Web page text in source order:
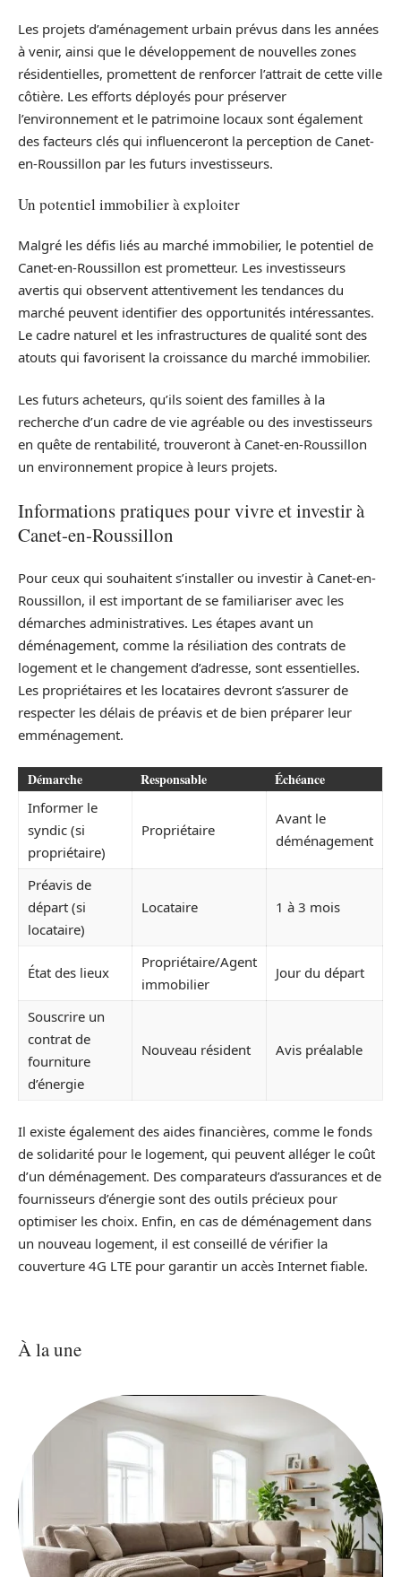
Les projets d’aménagement urbain prévus dans les années
à venir, ainsi que le développement de nouvelles zones
résidentielles, promettent de renforcer l’attrait de cette ville
côtière. Les efforts déployés pour préserver
l’environnement et le patrimoine locaux sont également
des facteurs clés qui influenceront la perception de Canet-
en-Roussillon par les futurs investisseurs.
Un potentiel immobilier à exploiter
Malgré les défis liés au marché immobilier, le potentiel de
Canet-en-Roussillon est prometteur. Les investisseurs
avertis qui observent attentivement les tendances du
marché peuvent identifier des opportunités intéressantes.
Le cadre naturel et les infrastructures de qualité sont des
atouts qui favorisent la croissance du marché immobilier.
Les futurs acheteurs, qu’ils soient des familles à la
recherche d’un cadre de vie agréable ou des investisseurs
en quête de rentabilité, trouveront à Canet-en-Roussillon
un environnement propice à leurs projets.
Informations pratiques pour vivre et investir à
Canet-en-Roussillon
Pour ceux qui souhaitent s’installer ou investir à Canet-en-
Roussillon, il est important de se familiariser avec les
démarches administratives. Les étapes avant un
déménagement, comme la résiliation des contrats de
logement et le changement d’adresse, sont essentielles.
Les propriétaires et les locataires devront s’assurer de
respecter les délais de préavis et de bien préparer leur
emménagement.
Démarche Responsable Échéance
Informer le
syndic (si
propriétaire)
Propriétaire
Avant le
déménagement
Préavis de
départ (si
locataire)
Locataire 1 à 3 mois
État des lieux
Propriétaire/Agent
immobilier
Jour du départ
Souscrire un
contrat de
fourniture
d’énergie
Nouveau résident Avis préalable
Il existe également des aides financières, comme le fonds
de solidarité pour le logement, qui peuvent alléger le coût
d’un déménagement. Des comparateurs d’assurances et de
fournisseurs d’énergie sont des outils précieux pour
optimiser les choix. Enfin, en cas de déménagement dans
un nouveau logement, il est conseillé de vérifier la
couverture 4G LTE pour garantir un accès Internet fiable.
À la une